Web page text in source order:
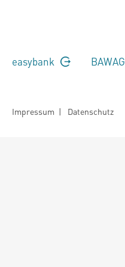
easybank BAWAG
Impressum | Datenschutz